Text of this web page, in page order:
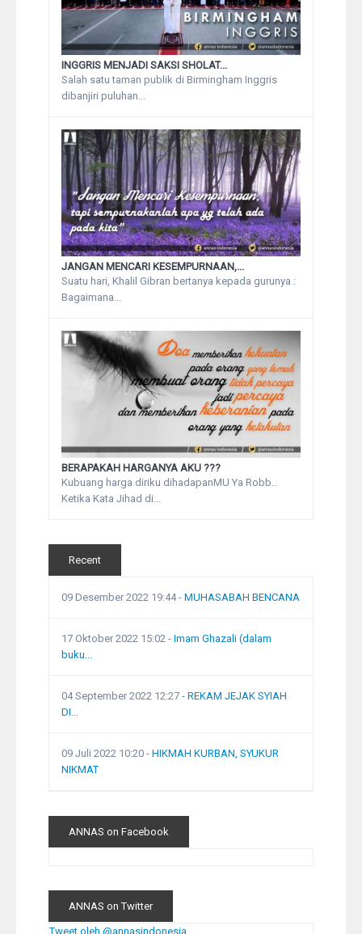
INGGRIS MENJADI SAKSI SHOLAT...
Salah satu taman publik di Birmingham Inggris
dibanjiri puluhan...
JANGAN MENCARI KESEMPURNAAN,...
Suatu hari, Khalil Gibran bertanya kepada gurunya :
Bagaimana...
BERAPAKAH HARGANYA AKU ???
Kubuang harga diriku dihadapanMU Ya Robb..
Ketika Kata Jihad di...
Recent
09 Desember 2022 19:44- MUHASABAH BENCANA
17 Oktober 2022 15:02 - Imam Ghazali (dalam
buku...
04 September 2022 12:27 - REKAM JEJAK SYIAH
DI...
09 Juli 2022 10:20 - HIKMAH KURBAN, SYUKUR
NIKMAT
ANNAS on Facebook
ANNAS on Twitter
Tweet oleh @annasindonesia